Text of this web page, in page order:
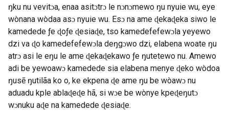
ŋku nu vevitɔa, enaa asitɔtrɔ le nɔnɔmewo ŋu nyuie wu, eye
wònana wòdaa asɔ nyuie wu. Esɔ na ame ɖekaɖeka siwo le
kamedede ƒe ɖoƒe ɖesiaɖe, tso kamedefefewɔla yeyewo
dzi va ɖo kamedefefewɔla deŋgɔwo dzi, elabena woate ŋu
atrɔ asi le eŋu le ame ɖekaɖekawo ƒe ŋutetewo nu. Amewo
adi be yewoawɔ kamedede sia elabena menye ɖeko wòdoa
ŋusẽ ŋutilãa ko o, ke ekpena ɖe ame ŋu be wòawɔ nu
aduadu kple ablaɖeɖe hã, si wɔe be wònye kpeɖeŋutɔ
wɔnuku aɖe na kamedede ɖesiaɖe.